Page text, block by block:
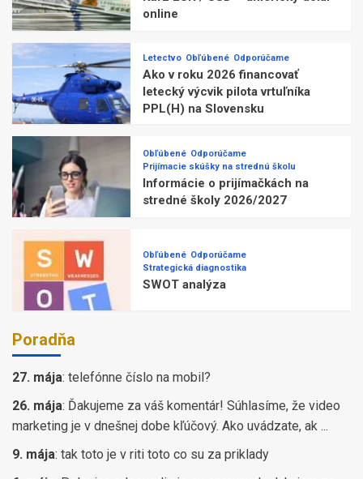
online
Letectvo Obľúbené Odporúčame
Ako v roku 2026 financovať
letecký výcvik pilota vrtuľníka
PPL(H) na Slovensku
Obľúbené Odporúčame
Prijímacie skúšky na strednú školu
Informácie o prijímačkách na
stredné školy 2026/2027
Obľúbené Odporúčame
Strategická diagnostika
SWOT analýza
Poradňa
27. mája: telefónne číslo na mobil?
26. mája: Ďakujeme za váš komentár! Súhlasíme, že video
marketing je v dnešnej dobe kľúčový. Ako uvádzate, ak ...
9. mája: tak toto je v riti toto co su za priklady